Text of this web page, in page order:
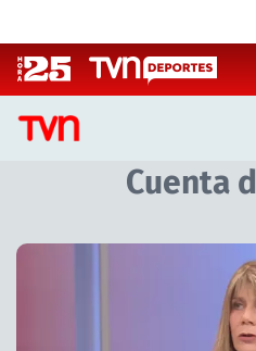
CASTING MASTERCHEF CHILE
CASTING TVN VERTICAL
Cuenta
Artículos relacionados con